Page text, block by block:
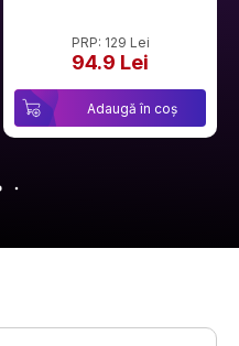
PRP: 129 Lei
94.9 Lei
Adaugă în coș